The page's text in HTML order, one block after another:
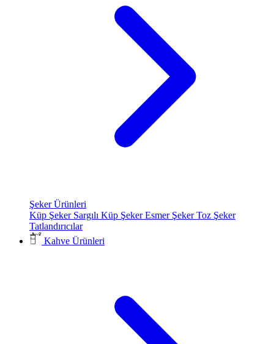
Şeker Ürünleri
Küp Şeker Sargılı Küp ŞekerEsmer ŞekerToz Şeker
Tatlandırıcılar
Kahve Ürünleri